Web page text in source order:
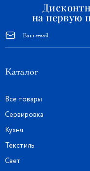
на первую
Каталог
Все товары
Сервировка
Кухня
Текстиль
Свет